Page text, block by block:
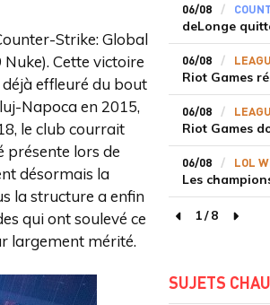
Strike: Global
Cette victoire
effleuré du bout
⁠Napoca en 2015,
le club courrait
présente lors de
désormais la
la structure a enfin
qui ont soulevé ce
largement mérité.
06/08
06/08
06/08
06/08 LOL
page
1/8
page
SUJETS